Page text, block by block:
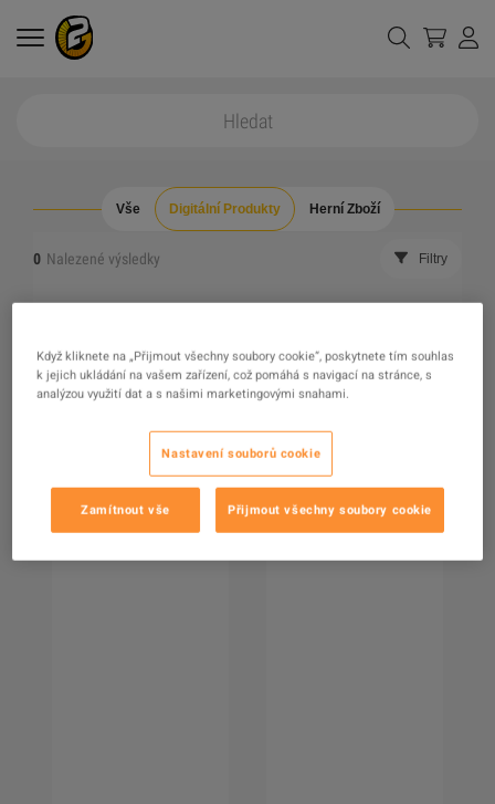
Vše Digitální Produkty Herní Zboží
0 Nalezené výsledky Filtry
The product you were looking for was not found, maybe
one of our recommendations will pique your interest
instead?
Když kliknete na „Přijmout všechny soubory cookie“, poskytnete tím souhlas
k jejich ukládání na vašem zařízení, což pomáhá s navigací na stránce, s
analýzou využití dat a s našimi marketingovými snahami.
Nastavení souborů cookie
Zamítnout vše Přijmout všechny soubory cookie